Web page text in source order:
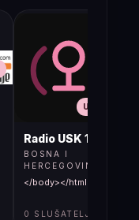
UŽIVO
Radio USK 1
BOSNA I
HERCEGOVINA
</body></html>
0 SLUŠATELJA